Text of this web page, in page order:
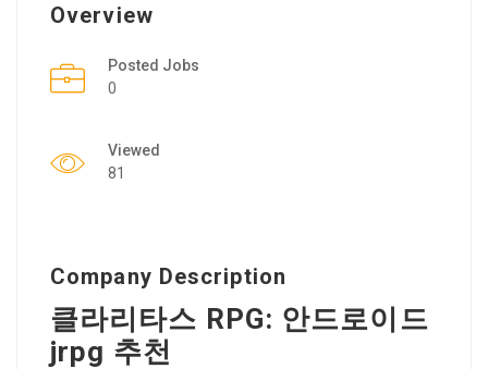
Overview
Posted Jobs
0
Viewed
81
Company Description
클라리타스 RPG: 안드로이드
jrpg 추천